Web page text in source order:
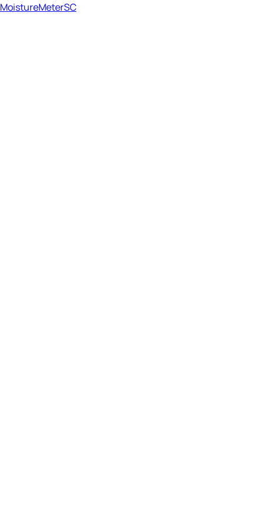
MoistureMeterSC